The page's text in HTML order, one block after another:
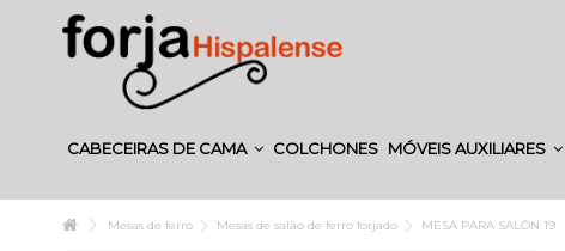
CABECEIRAS DE CAMA COLCHONES MÓVEIS AUXILIARES
Mesas de ferro Mesas de salão de ferro forjado MESA PARA SALÓN 19